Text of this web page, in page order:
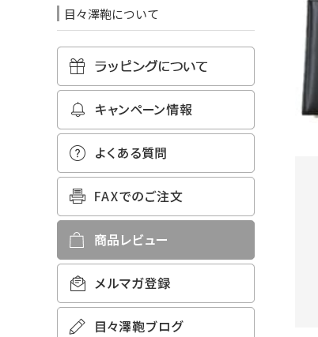
目々澤鞄について